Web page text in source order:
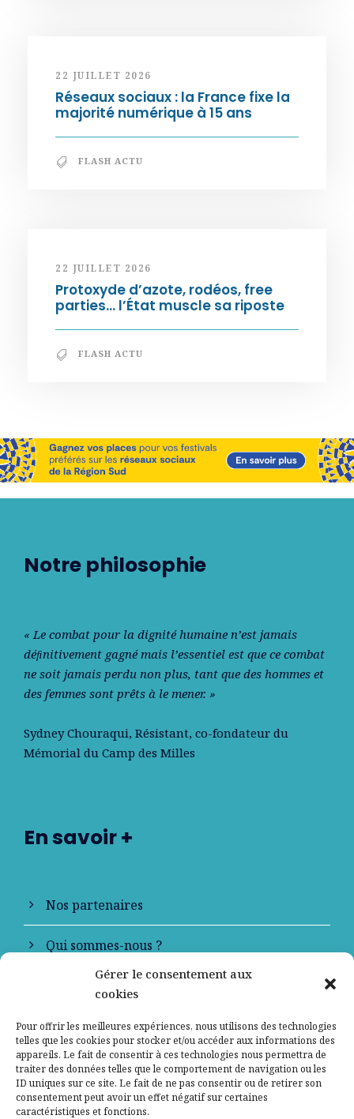
Gérer le consentement aux
cookies
Pour offrir les meilleures expériences, nous utilisons des technologies
telles que les cookies pour stocker et/ou accéder aux informations des
appareils. Le fait de consentir à ces technologies nous permettra de
traiter des données telles que le comportement de navigation ou les
ID uniques sur ce site. Le fait de ne pas consentir ou de retirer son
consentement peut avoir un effet négatif sur certaines
caractéristiques et fonctions.
22 JUILLET 2026
Réseaux sociaux : la France fixe la
majorité numérique à 15 ans
FLASH ACTU
22 JUILLET 2026
Protoxyde d’azote, rodéos, free
parties… l’État muscle sa riposte
FLASH ACTU
Notre philosophie
« Le combat pour la dignité humaine n’est jamais
déﬁnitivement gagné mais l’essentiel est que ce combat
ne soit jamais perdu non plus, tant que des hommes et
des femmes sont prêts à le mener. »
Sydney Chouraqui, Résistant, co-fondateur du
Mémorial du Camp des Milles
En savoir +
Nos partenaires
Qui sommes-nous ?
Contactez-nous
Mentions légales
Politique de confidentialité